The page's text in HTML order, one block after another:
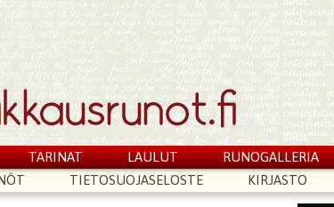
TARINAT LAULUT
RUNOGALLERIA
TIETOSUOJASELOSTE KIRJASTO